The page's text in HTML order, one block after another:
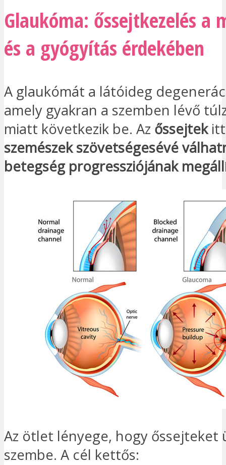
Glaukóma: őssejtkezelés a
és a gyógyítás érdekében
A glaukómát a látóideg
amely gyakran a szemben lévő
miatt következik be. Az őssejtek
szemészek szövetségesévé
betegség progressziójának
Az ötlet lényege, hogy őssejteket
szembe. A cél kettős: